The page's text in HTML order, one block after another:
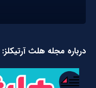
درباره مجله هلث آرتیکلز: